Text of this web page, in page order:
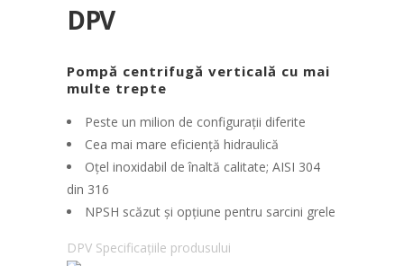
DPV
Pompă centrifugă verticală cu mai
multe trepte
Peste un milion de configurații diferite
Cea mai mare eficiență hidraulică
Oțel inoxidabil de înaltă calitate; AISI 304
din 316
NPSH scăzut și opțiune pentru sarcini grele
DPV Specificațiile produsului